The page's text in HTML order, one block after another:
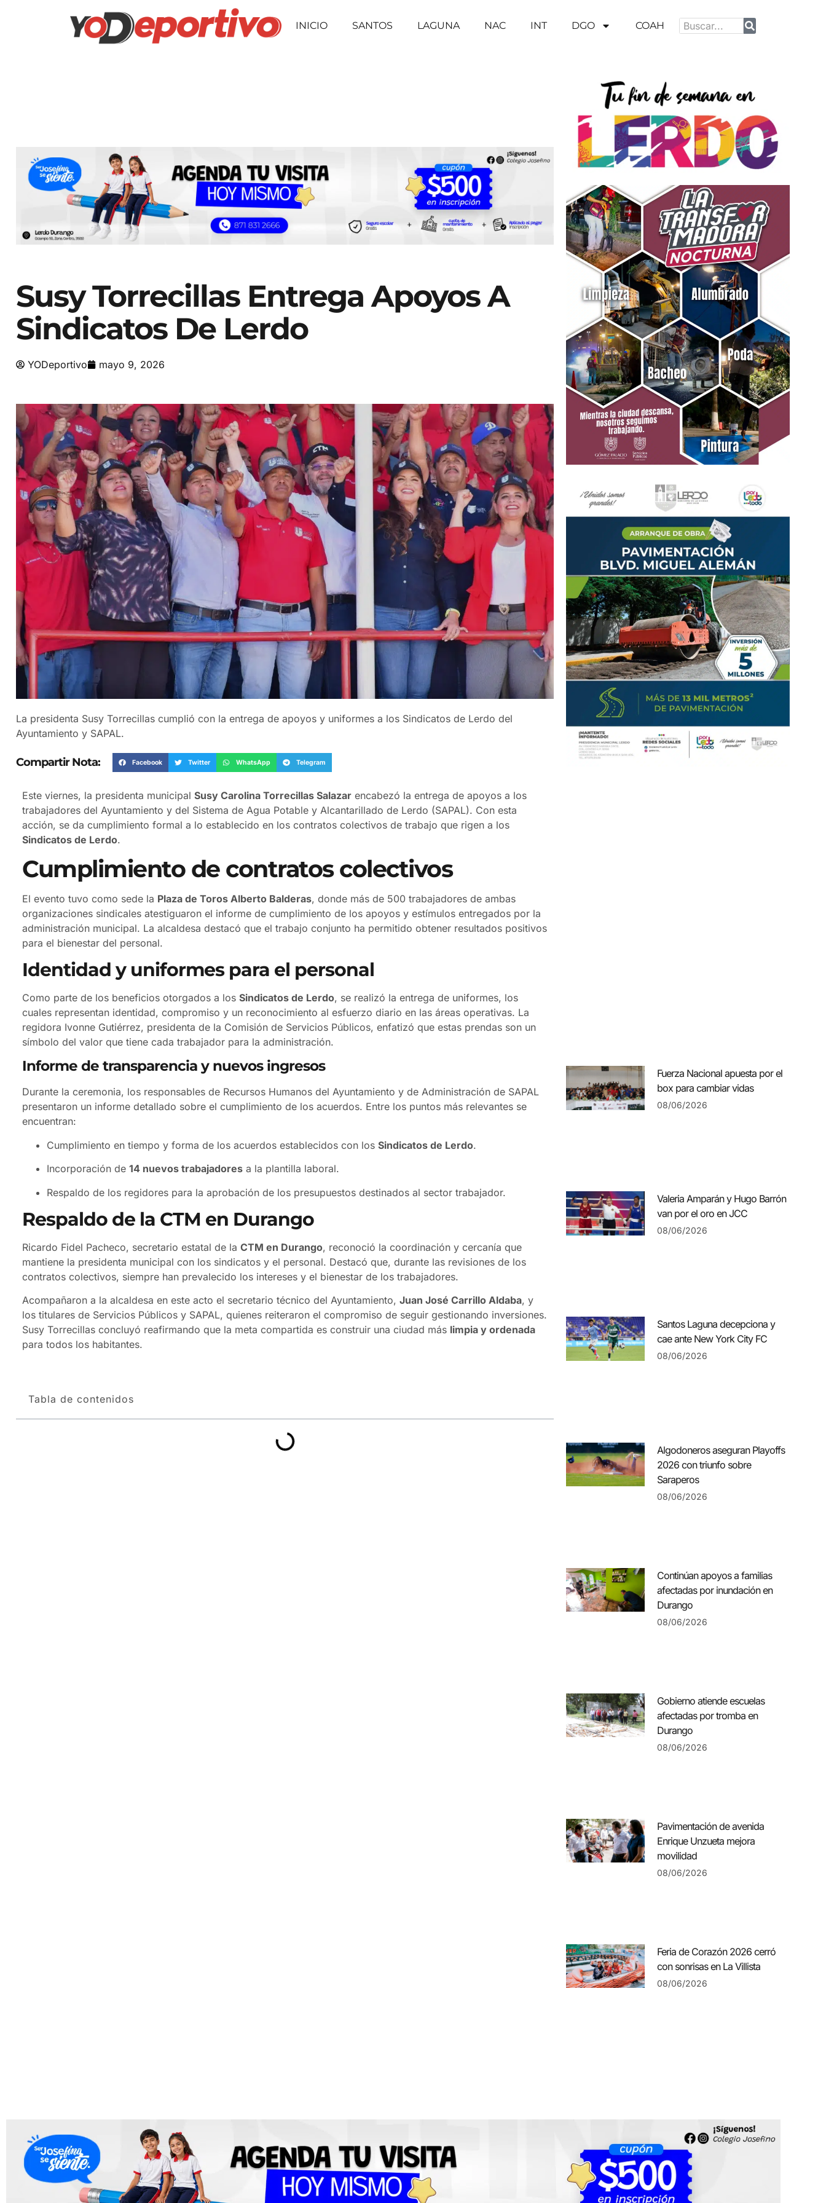
INICIO SANTOS LAGUNA NAC INT DGO COAH
Susy Torrecillas Entrega Apoyos A
Sindicatos De Lerdo
YODeportivo mayo 9, 2026
La presidenta Susy Torrecillas cumplió con la entrega de apoyos y uniformes a los Sindicatos de Lerdo del
Ayuntamiento y SAPAL.
Compartir Nota: Facebook Twitter WhatsApp Telegram
Este viernes, la presidenta municipal Susy Carolina Torrecillas Salazar encabezó la entrega de apoyos a los
trabajadores del Ayuntamiento y del Sistema de Agua Potable y Alcantarillado de Lerdo (SAPAL). Con esta
acción, se da cumplimiento formal a lo establecido en los contratos colectivos de trabajo que rigen a los
Sindicatos de Lerdo.
Cumplimiento de contratos colectivos
El evento tuvo como sede la Plaza de Toros Alberto Balderas, donde más de 500 trabajadores de ambas
organizaciones sindicales atestiguaron el informe de cumplimiento de los apoyos y estímulos entregados por la
administración municipal. La alcaldesa destacó que el trabajo conjunto ha permitido obtener resultados positivos
para el bienestar del personal.
Identidad y uniformes para el personal
Como parte de los beneficios otorgados a los Sindicatos de Lerdo, se realizó la entrega de uniformes, los
cuales representan identidad, compromiso y un reconocimiento al esfuerzo diario en las áreas operativas. La
regidora Ivonne Gutiérrez, presidenta de la Comisión de Servicios Públicos, enfatizó que estas prendas son un
símbolo del valor que tiene cada trabajador para la administración.
Informe de transparencia y nuevos ingresos
Durante la ceremonia, los responsables de Recursos Humanos del Ayuntamiento y de Administración de SAPAL
presentaron un informe detallado sobre el cumplimiento de los acuerdos. Entre los puntos más relevantes se
encuentran:
Cumplimiento en tiempo y forma de los acuerdos establecidos con los Sindicatos de Lerdo.
Incorporación de 14 nuevos trabajadores a la plantilla laboral.
Respaldo de los regidores para la aprobación de los presupuestos destinados al sector trabajador.
Respaldo de la CTM en Durango
Ricardo Fidel Pacheco, secretario estatal de la CTM en Durango, reconoció la coordinación y cercanía que
mantiene la presidenta municipal con los sindicatos y el personal. Destacó que, durante las revisiones de los
contratos colectivos, siempre han prevalecido los intereses y el bienestar de los trabajadores.
Acompañaron a la alcaldesa en este acto el secretario técnico del Ayuntamiento, Juan José Carrillo Aldaba, y
los titulares de Servicios Públicos y SAPAL, quienes reiteraron el compromiso de seguir gestionando inversiones.
Susy Torrecillas concluyó reafirmando que la meta compartida es construir una ciudad más limpia y ordenada
para todos los habitantes.
Tabla de contenidos
Fuerza Nacional apuesta por el
box para cambiar vidas
08/06/2026
Valeria Amparán y Hugo Barrón
van por el oro en JCC
08/06/2026
Santos Laguna decepciona y
cae ante New York City FC
08/06/2026
Algodoneros aseguran Playoffs
2026 con triunfo sobre
Saraperos
08/06/2026
Continúan apoyos a familias
afectadas por inundación en
Durango
08/06/2026
Gobierno atiende escuelas
afectadas por tromba en
Durango
08/06/2026
Pavimentación de avenida
Enrique Unzueta mejora
movilidad
08/06/2026
Feria de Corazón 2026 cerró
con sonrisas en La Villista
08/06/2026